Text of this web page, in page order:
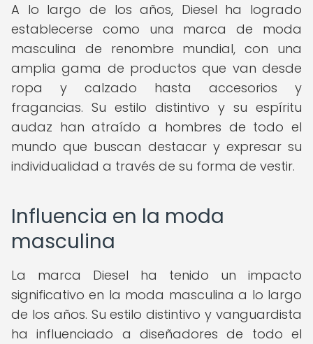
A lo largo de los años, Diesel ha logrado
establecerse como una marca de moda
masculina de renombre mundial, con una
amplia gama de productos que van desde
ropa y calzado hasta accesorios y
fragancias. Su estilo distintivo y su espíritu
audaz han atraído a hombres de todo el
mundo que buscan destacar y expresar su
individualidad a través de su forma de vestir.
Influencia en la moda
masculina
La marca Diesel ha tenido un impacto
significativo en la moda masculina a lo largo
de los años. Su estilo distintivo y vanguardista
ha influenciado a diseñadores de todo el